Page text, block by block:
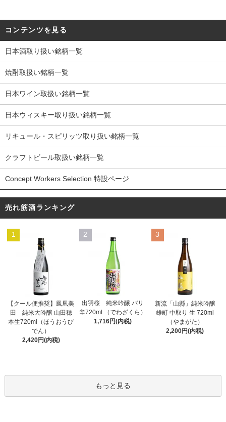
コンテンツを見る
日本酒取り扱い銘柄一覧
焼酎取扱い銘柄一覧
日本ワイン取扱い銘柄一覧
日本ウィスキー取り扱い銘柄一覧
リキュール・スピリッツ取り扱い銘柄一覧
クラフトビール取扱い銘柄一覧
Concept Workers Selection 特設ページ
売れ筋酒ランキング
1
【クール便推奨】鳳凰美
田 純米大吟醸 山田穂
本生720ml（ほうおうび
でん）
2,420円(内税)
2
出羽桜 純米吟醸 バリ
辛720ml （でわざくら）
1,716円(内税)
3
新流「山縣」純米吟醸
雄町 中取り 生 720ml
（やまがた）
2,200円(内税)
もっと見る